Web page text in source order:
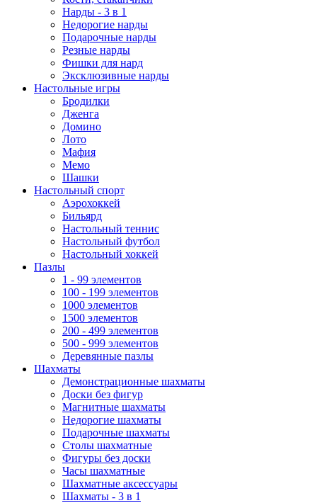
Нарды - 3 в 1
Недорогие нарды
Подарочные нарды
Резные нарды
Фишки для нард
Эксклюзивные нарды
Настольные игры
Бродилки
Дженга
Домино
Лото
Мафия
Мемо
Шашки
Настольный спорт
Аэрохоккей
Бильярд
Настольный теннис
Настольный футбол
Настольный хоккей
Пазлы
1 - 99 элементов
100 - 199 элементов
1000 элементов
1500 элементов
200 - 499 элементов
500 - 999 элементов
Деревянные пазлы
Шахматы
Демонстрационные шахматы
Доски без фигур
Магнитные шахматы
Недорогие шахматы
Подарочные шахматы
Столы шахматные
Фигуры без доски
Часы шахматные
Шахматные аксессуары
Шахматы - 3 в 1